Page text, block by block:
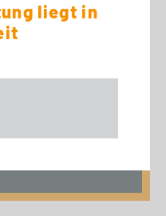
liegt in